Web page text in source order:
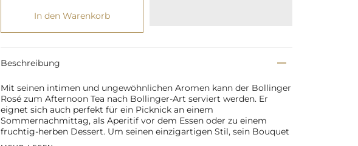
In den Warenkorb
Beschreibung
Mit seinen intimen und ungewöhnlichen Aromen kann der Bollinger
Rosé zum Afternoon Tea nach Bollinger-Art serviert werden. Er
eignet sich auch perfekt für ein Picknick an einem
Sommernachmittag, als Aperitif vor dem Essen oder zu einem
fruchtig-herben Dessert. Um seinen einzigartigen Stil, sein Bouquet